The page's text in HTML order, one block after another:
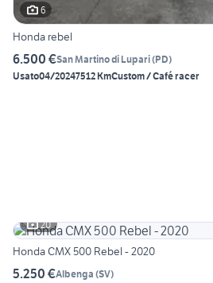
6
Honda rebel
6.500 €San Martino di Lupari(PD)
Usato04/20247512 KmCustom / Café racer
20
Honda CMX 500 Rebel - 2020
5.250 €Albenga (SV)